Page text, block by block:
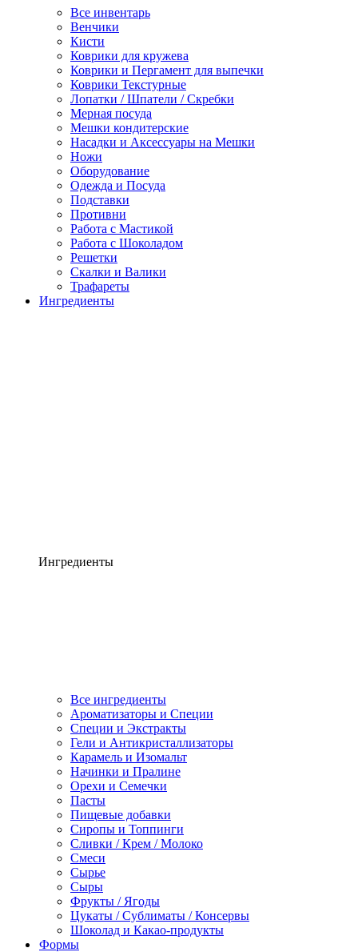
Все инвентарь
Венчики
Кисти
Коврики для кружева
Коврики и Пергамент для выпечки
Коврики Текстурные
Лопатки / Шпатели / Скребки
Мерная посуда
Мешки кондитерские
Насадки и Аксессуары на Мешки
Ножи
Оборудование
Одежда и Посуда
Подставки
Противни
Работа с Мастикой
Работа с Шоколадом
Решетки
Скалки и Валики
Трафареты
Ингредиенты
Ингредиенты
Все ингредиенты
Ароматизаторы и Специи
Специи и Экстракты
Гели и Антикристаллизаторы
Карамель и Изомальт
Начинки и Пралине
Орехи и Семечки
Пасты
Пищевые добавки
Сиропы и Топпинги
Сливки / Крем / Молоко
Смеси
Сырье
Сыры
Фрукты / Ягоды
Цукаты / Сублиматы / Консервы
Шоколад и Какао-продукты
Формы